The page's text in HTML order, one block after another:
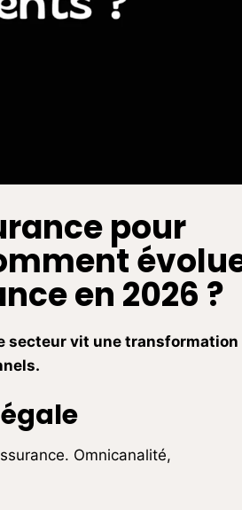
pour
en 2026 ?
secteur vit une transformation
Omnicanalité,